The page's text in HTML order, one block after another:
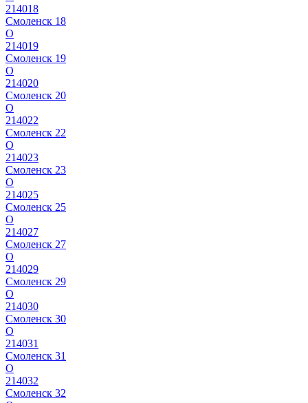
214018
Смоленск 18
О
214019
Смоленск 19
О
214020
Смоленск 20
О
214022
Смоленск 22
О
214023
Смоленск 23
О
214025
Смоленск 25
О
214027
Смоленск 27
О
214029
Смоленск 29
О
214030
Смоленск 30
О
214031
Смоленск 31
О
214032
Смоленск 32